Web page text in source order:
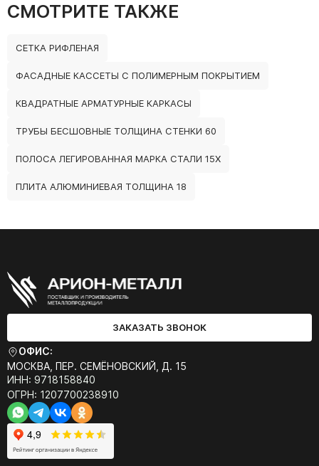
СМОТРИТЕ ТАКЖЕ
СЕТКА РИФЛЕНАЯ
ФАСАДНЫЕ КАССЕТЫ С ПОЛИМЕРНЫМ ПОКРЫТИЕМ
КВАДРАТНЫЕ АРМАТУРНЫЕ КАРКАСЫ
ТРУБЫ БЕСШОВНЫЕ ТОЛЩИНА СТЕНКИ 60
ПОЛОСА ЛЕГИРОВАННАЯ МАРКА СТАЛИ 15Х
ПЛИТА АЛЮМИНИЕВАЯ ТОЛЩИНА 18
ЗАКАЗАТЬ ЗВОНОК
ОФИС:
МОСКВА, ПЕР. СЕМЁНОВСКИЙ, Д. 15
ИНН: 9718158840
ОГРН: 1207700238910